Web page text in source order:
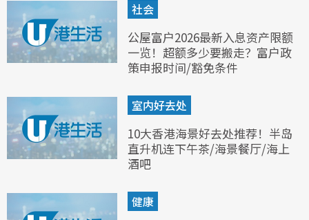
社会
公屋富户2026最新入息资产限额
一览！超额多少要搬走？富户政
策申报时间/豁免条件
室内好去处
10大香港海景好去处推荐！半岛
直升机连下午茶/海景餐厅/海上
酒吧
健康